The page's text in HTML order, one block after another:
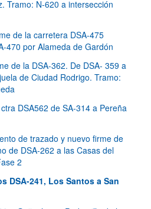
Tramo: N-620 a intersección
de la carretera DSA-475
470 por Alameda de Gardón
de la DSA-362. De DSA- 359 a
de Ciudad Rodrigo. Tramo:
DSA562 de SA-314 a Pereña
de trazado y nuevo firme de
de DSA-262 a las Casas del
2
DSA-241, Los Santos a San